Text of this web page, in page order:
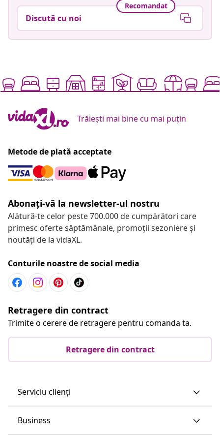
Recomandat
Discută cu noi
Trăiești mai bine cu mai puțin
Metode de plată acceptate
Abonați-vă la newsletter-ul nostru
Alătură-te celor peste 700.000 de cumpărători care
primesc oferte săptămânale, promoții sezoniere și
noutăți de la vidaXL.
Conturile noastre de social media
Retragere din contract
Trimite o cerere de retragere pentru comanda ta.
Retragere din contract
Serviciu clienți
Business